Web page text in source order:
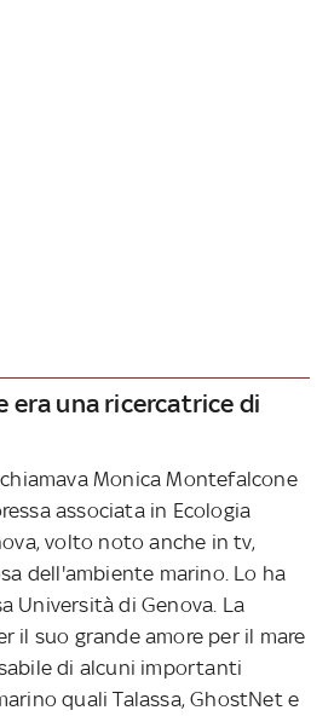
era una ricercatrice di
Monica Montefalcone
associata in Ecologia
volto noto anche in tv,
dell'ambiente marino. Lo ha
Università di Genova. La
il suo grande amore per il mare
di alcuni importanti
quali Talassa, GhostNet e